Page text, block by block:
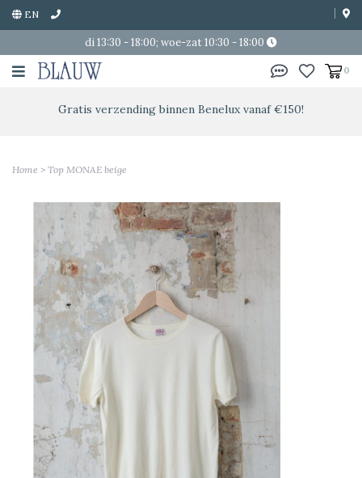
EN
di 13:30 - 18:00; woe-zat 10:30 - 18:00
0
Gratis verzending binnen Benelux vanaf €150!
Home > Top MONAE beige